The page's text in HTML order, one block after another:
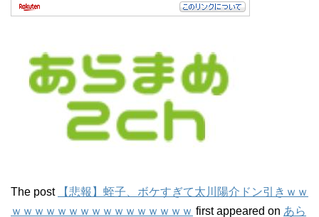
The post
【悲報】蛭子、ボケすぎて太川陽介ドン引きｗｗ
ｗｗｗｗｗｗｗｗｗｗｗｗｗｗｗｗ first appeared on あら